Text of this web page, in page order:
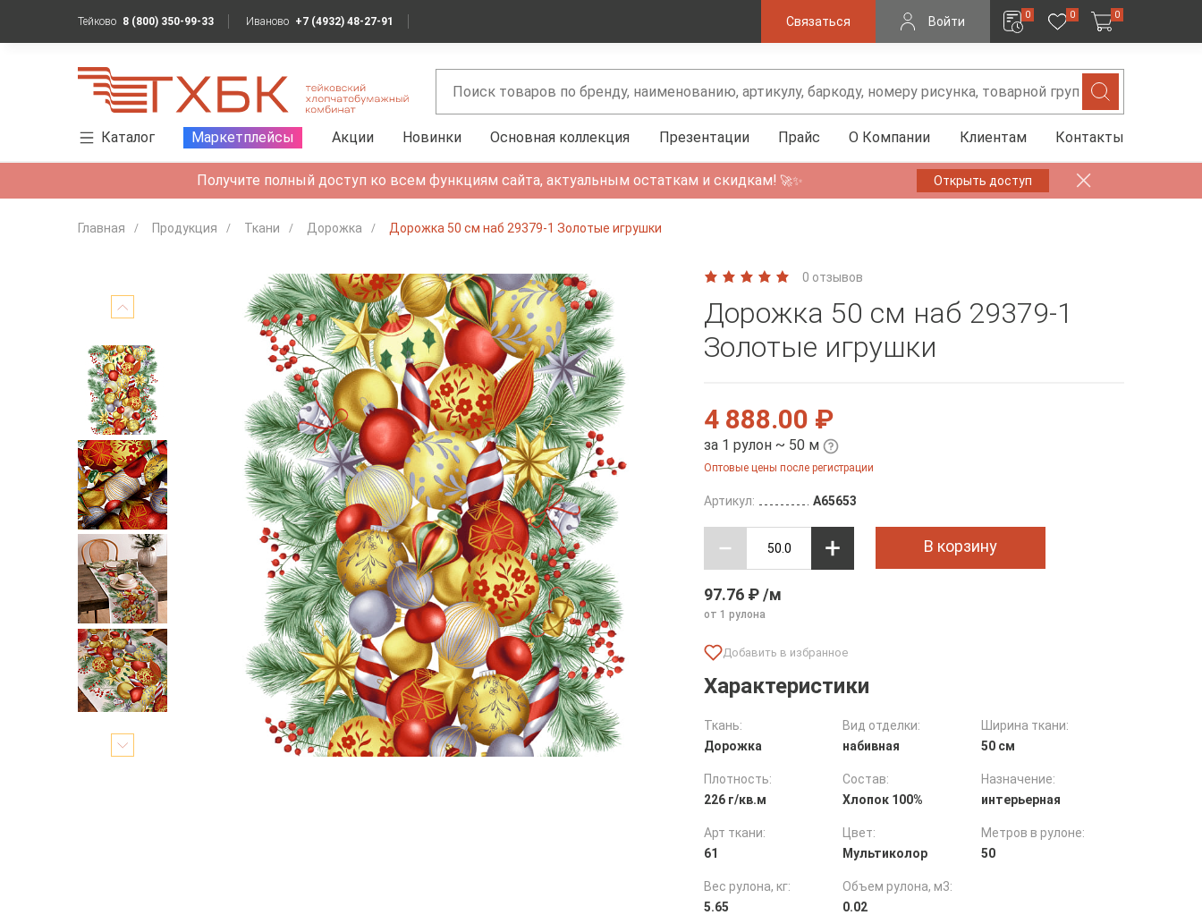
Тейково 8 (800) 350-99-33 Иваново +7 (4932) 48-27-91 Связаться Войти 0 0 0
Каталог Маркетплейсы Акции Новинки Основная коллекция Презентации Прайс О Компании Клиентам Контакты
Получите полный доступ ко всем функциям сайта, актуальным остаткам и скидкам! 🚀✨ Открыть доступ
Главная Продукция Ткани Дорожка Дорожка 50 см наб 29379-1 Золотые игрушки
0 отзывов
Дорожка 50 см наб 29379-1
Золотые игрушки
4 888.00 ₽
за 1 рулон ~ 50 м
Оптовые цены после регистрации
Артикул: A65653
В корзину
97.76 ₽ /м
от 1 рулона
Характеристики
Ткань:
Дорожка
Вид отделки:
набивная
Ширина ткани:
50 см
Плотность:
226 г/кв.м
Состав:
Хлопок 100%
Назначение:
интерьерная
Арт ткани:
61
Цвет:
Мультиколор
Метров в рулоне:
50
Вес рулона, кг:
5.65
Объем рулона, м3:
0.02